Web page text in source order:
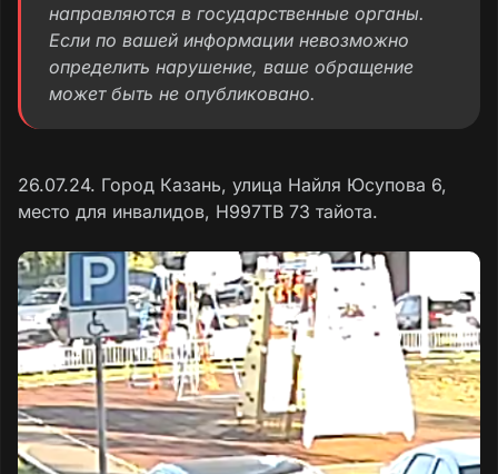
направляются в государственные органы.
Если по вашей информации невозможно
определить нарушение, ваше обращение
может быть не опубликовано.
26.07.24. Город Казань, улица Найля Юсупова 6,
место для инвалидов, Н997ТВ 73 тайота.